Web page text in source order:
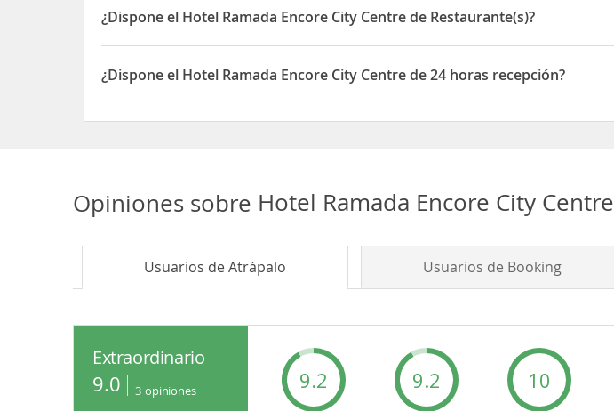
¿Dispone el Hotel Ramada Encore City Centre de Restaurante(s)?
Sí, el Hotel Ramada Encore City Centre dispone de Restaurante(s)
¿Dispone el Hotel Ramada Encore City Centre de 24 horas recepción?
Opiniones sobre Hotel Ramada Encore City Centre
Usuarios deAtrápalo Usuarios de Booking
Extraordinario
9.0 3 opiniones 9.2 9.2 10